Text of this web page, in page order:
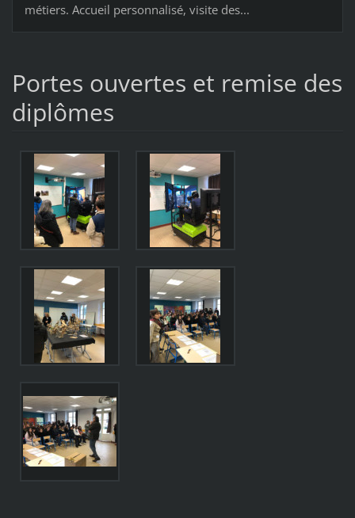
métiers. Accueil personnalisé, visite des...
Portes ouvertes et remise des
diplômes